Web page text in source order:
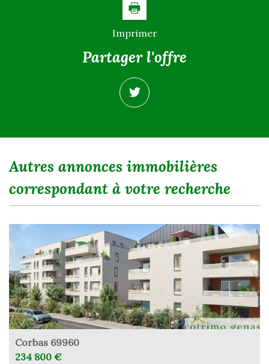
Imprimer
partager l'offre
autres annonces immobilières
correspondant à votre recherche
Corbas 69960
234 800 €